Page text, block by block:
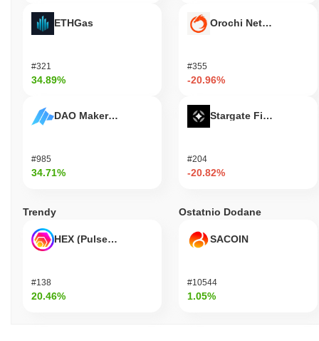
ETHGas
#321
34.89%
DAO Maker Token
#985
34.71%
Orochi Network
#355
-20.96%
Stargate Finance
#204
-20.82%
Trendy
HEX (Pulsechain)
#138
20.46%
Ostatnio Dodane
SACOIN
#10544
1.05%